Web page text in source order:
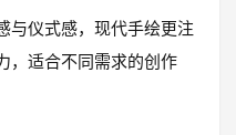
与仪式感，现代手绘更注
，适合不同需求的创作